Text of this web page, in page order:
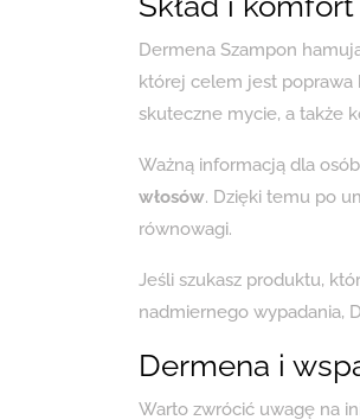
Dermena Szampon
której celem jest poprawa
skuteczne mycie, a także
Ważną informacją dla
włosów. Dzięki temu po
równowagi.
Jeśli szukasz produktu,
nadmiernego wypadania,
Dermena i
Warto zwrócić uwagę na